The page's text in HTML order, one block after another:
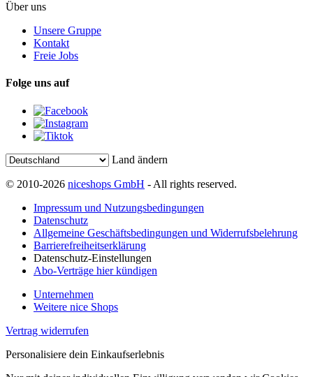
Über uns
Unsere Gruppe
Kontakt
Freie Jobs
Folge uns auf
Land ändern
© 2010-2026 niceshops GmbH - All rights reserved.
Impressum und Nutzungsbedingungen
Datenschutz
Allgemeine Geschäftsbedingungen und Widerrufsbelehrung
Barrierefreiheitserklärung
Datenschutz-Einstellungen
Abo-Verträge hier kündigen
Unternehmen
Weitere nice Shops
Vertrag widerrufen
Personalisiere dein Einkaufserlebnis